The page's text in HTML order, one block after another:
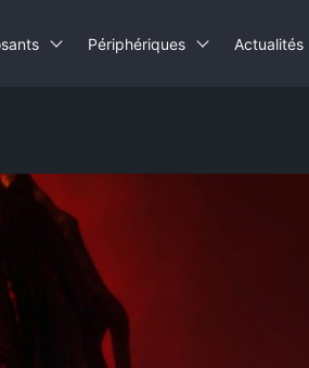
Périphériques
Ecran PC gamer
Actualités